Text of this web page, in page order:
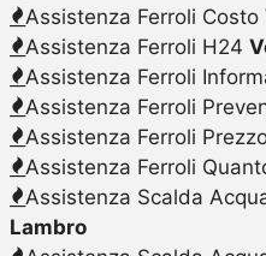
Assistenza Ferroli Costo
Assistenza Ferroli H24
Assistenza Ferroli
Assistenza Ferroli
Assistenza Ferroli
Assistenza Ferroli
Assistenza Scalda
Lambro